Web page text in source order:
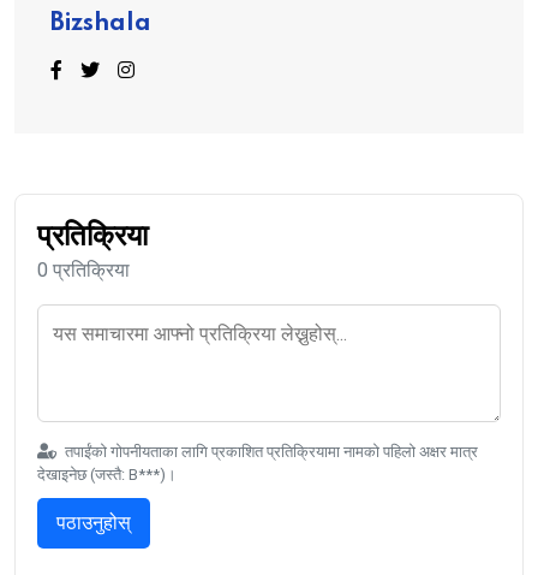
Bizshala
प्रतिक्रिया
0 प्रतिक्रिया
तपाईंको गोपनीयताका लागि प्रकाशित प्रतिक्रियामा नामको पहिलो अक्षर मात्र
देखाइनेछ (जस्तै: B***)।
पठाउनुहोस्